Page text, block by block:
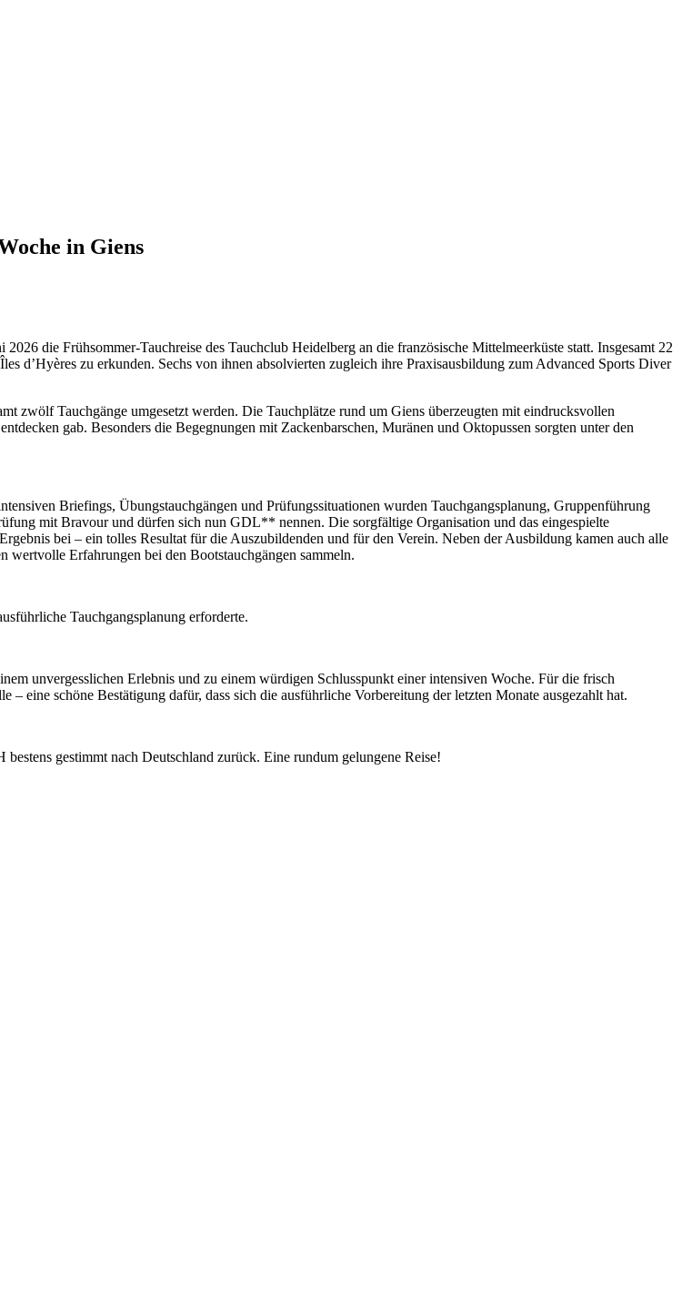
in Giens
die Frühsommer-Tauchreise des Tauchclub Heidelberg an die französische Mittelmeerküste statt. Insgesamt 22
d’Hyères zu erkunden. Sechs von ihnen absolvierten zugleich ihre Praxisausbildung zum Advanced Sports Diver
zwölf Tauchgänge umgesetzt werden. Die Tauchplätze rund um Giens überzeugten mit eindrucksvollen
gab. Besonders die Begegnungen mit Zackenbarschen, Muränen und Oktopussen sorgten unter den
Briefings, Übungstauchgängen und Prüfungssituationen wurden Tauchgangsplanung, Gruppenführung
mit Bravour und dürfen sich nun GDL** nennen. Die sorgfältige Organisation und das eingespielte
bei – ein tolles Resultat für die Auszubildenden und für den Verein. Neben der Ausbildung kamen auch alle
wertvolle Erfahrungen bei den Bootstauchgängen sammeln.
Tauchgangsplanung erforderte.
unvergesslichen Erlebnis und zu einem würdigen Schlusspunkt einer intensiven Woche. Für die frisch
eine schöne Bestätigung dafür, dass sich die ausführliche Vorbereitung der letzten Monate ausgezahlt hat.
gestimmt nach Deutschland zurück. Eine rundum gelungene Reise!